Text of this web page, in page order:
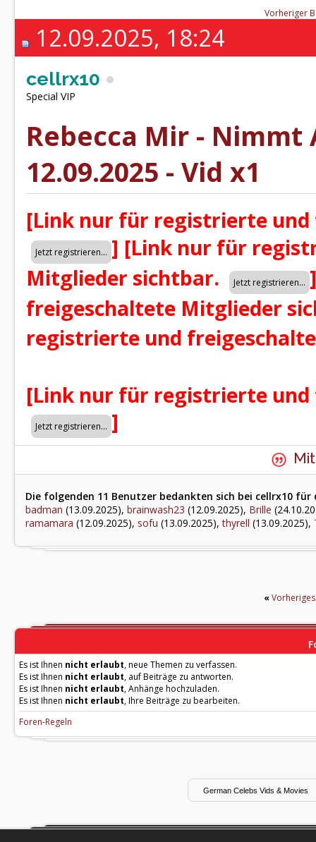
Vorheriger
12.09.2025, 18:24
cellrx10
Special VIP
Rebecca Mir - Nimmt
12.09.2025 - Vid x1
[Link nur für registrierte
] [Link nur für
Mitglieder sichtbar.
]
freigeschaltete Mitglieder
registrierte und
[Link nur für registrierte
]
Die folgenden 11 Benutzer bedankten sich bei cellrx10 für
badman (13.09.2025), brainwash23 (12.09.2025), Brille
ramamara (12.09.2025), sofu (13.09.2025),thyrell (13.09.2025),
«
Es ist Ihnen nicht erlaubt, neue Themen zu verfassen.
Es ist Ihnen nicht erlaubt, auf Beiträge zu antworten.
Es ist Ihnen nicht erlaubt, Anhänge hochzuladen.
Es ist Ihnen nicht erlaubt, Ihre Beiträge zu bearbeiten.
Foren-Regeln